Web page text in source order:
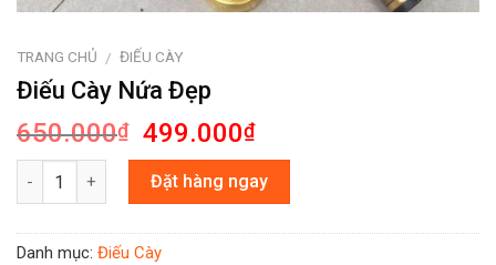
TRANG CHỦ / ĐIẾU CÀY
Điếu Cày Nứa Đẹp
650.000₫ 499.000₫
Số lượng Đặt hàng ngay
Danh mục: Điếu Cày